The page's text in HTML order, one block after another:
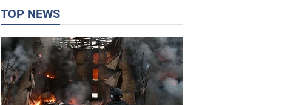
TOP NEWS